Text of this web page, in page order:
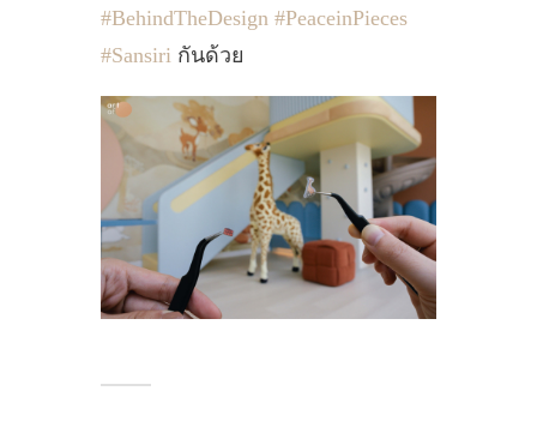
#BehindTheDesign #PeaceinPieces
#Sansiri กันด้วย